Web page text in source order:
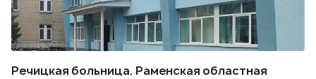
Речицкая больница. Раменская областная